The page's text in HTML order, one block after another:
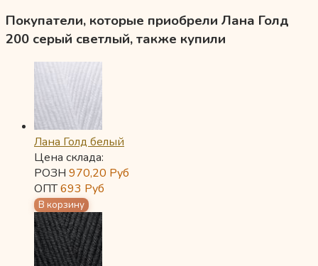
Покупатели, которые приобрели Лана Голд
200 серый светлый, также купили
Лана Голд белый
Цена склада:
РОЗН 970,20 Руб
ОПТ693 Руб